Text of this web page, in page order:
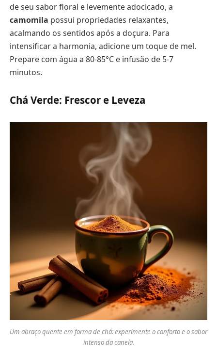
de seu sabor floral e levemente adocicado, a
camomila possui propriedades relaxantes,
acalmando os sentidos após a doçura. Para
intensificar a harmonia, adicione um toque de mel.
Prepare com água a 80-85°C e infusão de 5-7
minutos.
Chá Verde: Frescor e Leveza
Um abraço quente em forma de chá: experimente o conforto e o sabor
intenso da canela.